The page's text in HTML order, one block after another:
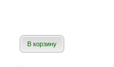
В корзину